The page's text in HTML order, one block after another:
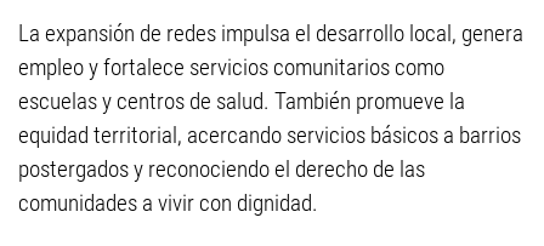
La expansión de redes impulsa el desarrollo local, genera
empleo y fortalece servicios comunitarios como
escuelas y centros de salud. También promueve la
equidad territorial, acercando servicios básicos a barrios
postergados y reconociendo el derecho de las
comunidades a vivir con dignidad.